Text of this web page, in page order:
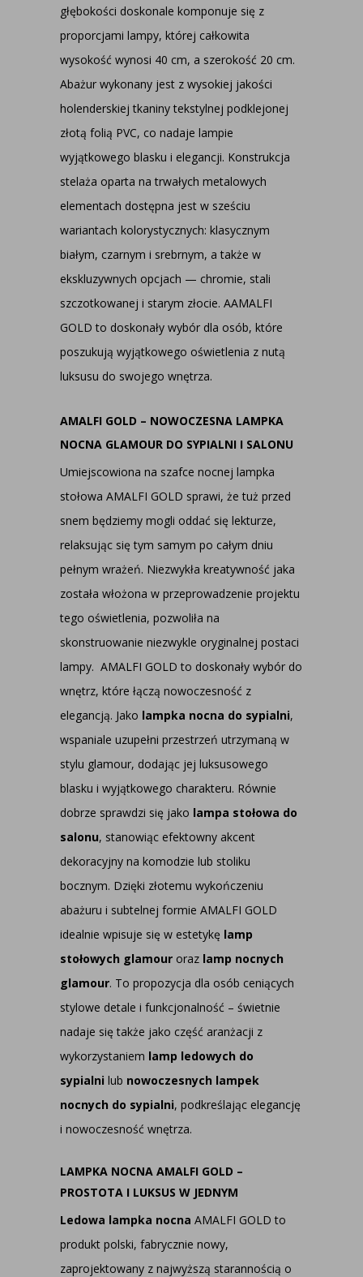
głębokości doskonale komponuje się z
proporcjami lampy, której całkowita
wysokość wynosi 40 cm, a szerokość 20 cm.
Abażur wykonany jest z wysokiej jakości
holenderskiej tkaniny tekstylnej podklejonej
złotą folią PVC, co nadaje lampie
wyjątkowego blasku i elegancji. Konstrukcja
stelaża oparta na trwałych metalowych
elementach dostępna jest w sześciu
wariantach kolorystycznych: klasycznym
białym, czarnym i srebrnym, a także w
ekskluzywnych opcjach — chromie, stali
szczotkowanej i starym złocie. AAMALFI
GOLD to doskonały wybór dla osób, które
poszukują wyjątkowego oświetlenia z nutą
luksusu do swojego wnętrza.
AMALFI GOLD – NOWOCZESNA LAMPKA
NOCNA GLAMOUR DO SYPIALNI I SALONU
Umiejscowiona na szafce nocnej lampka
stołowa AMALFI GOLD sprawi, że tuż przed
snem będziemy mogli oddać się lekturze,
relaksując się tym samym po całym dniu
pełnym wrażeń. Niezwykła kreatywność jaka
została włożona w przeprowadzenie projektu
tego oświetlenia, pozwoliła na
skonstruowanie niezwykle oryginalnej postaci
lampy. AMALFI GOLD to doskonały wybór do
wnętrz, które łączą nowoczesność z
elegancją. Jako lampka nocna do sypialni,
wspaniale uzupełni przestrzeń utrzymaną w
stylu glamour, dodając jej luksusowego
blasku i wyjątkowego charakteru. Równie
dobrze sprawdzi się jako lampa stołowa do
salonu, stanowiąc efektowny akcent
dekoracyjny na komodzie lub stoliku
bocznym. Dzięki złotemu wykończeniu
abażuru i subtelnej formie AMALFI GOLD
idealnie wpisuje się w estetykę lamp
stołowych glamour oraz lamp nocnych
glamour. To propozycja dla osób ceniących
stylowe detale i funkcjonalność – świetnie
nadaje się także jako część aranżacji z
wykorzystaniem lamp ledowych do
sypialni lub nowoczesnych lampek
nocnych do sypialni, podkreślając elegancję
i nowoczesność wnętrza.
LAMPKA NOCNA AMALFI GOLD –
PROSTOTA I LUKSUS W JEDNYM
Ledowa lampka nocna AMALFI GOLD to
produkt polski, fabrycznie nowy,
zaprojektowany z najwyższą starannością o